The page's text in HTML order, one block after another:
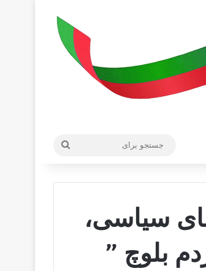
سیاسی،
بلوچ ”